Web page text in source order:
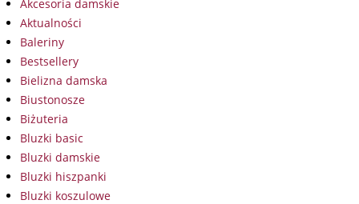
Akcesoria damskie
Aktualności
Baleriny
Bestsellery
Bielizna damska
Biustonosze
Biżuteria
Bluzki basic
Bluzki damskie
Bluzki hiszpanki
Bluzki koszulowe